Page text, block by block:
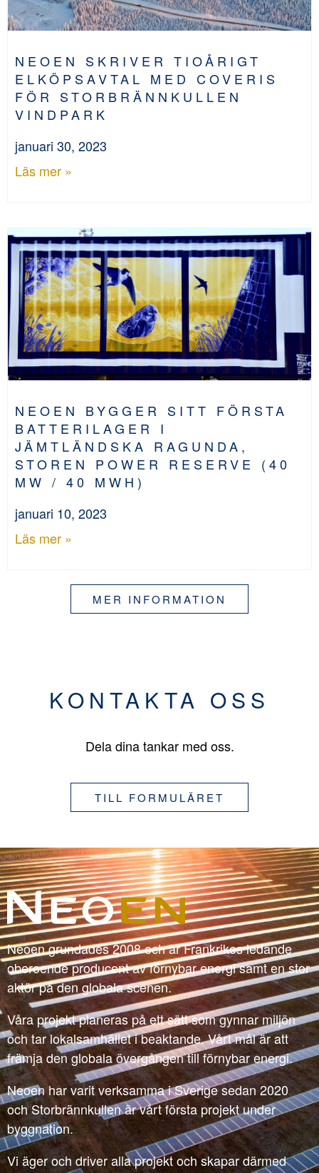
NEOEN SKRIVER TIOÅRIGT
ELKÖPSAVTAL MED COVERIS
FÖR STORBRÄNNKULLEN
VINDPARK
januari 30, 2023
Läs mer »
NEOEN BYGGER SITT FÖRSTA
BATTERILAGER I
JÄMTLÄNDSKA RAGUNDA,
STOREN POWER RESERVE (40
MW / 40 MWH)
januari 10, 2023
Läs mer »
MER INFORMATION
KONTAKTA OSS
Dela dina tankar med oss.
TILL FORMULÄRET
Neoen grundades 2008 och är Frankrikes ledande
oberoende producent av förnybar energi samt en stor
aktör på den globala scenen.
Våra projekt planeras på ett sätt som gynnar miljön
och tar lokalsamhället i beaktande. Vårt mål är att
främja den globala övergången till förnybar energi.
Neoen har varit verksamma i Sverige sedan 2020
och Storbrännkullen är vårt första projekt under
byggnation.
Vi äger och driver alla projekt och skapar därmed